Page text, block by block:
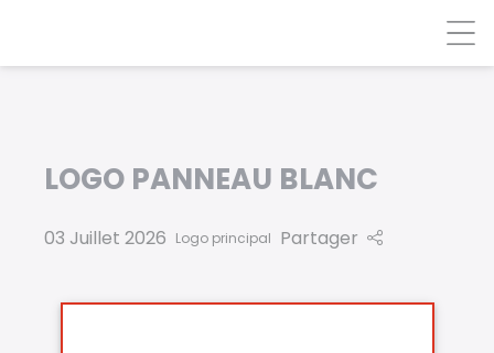
LOGO PANNEAU BLANC
03 Juillet 2026 Logo principal Partager